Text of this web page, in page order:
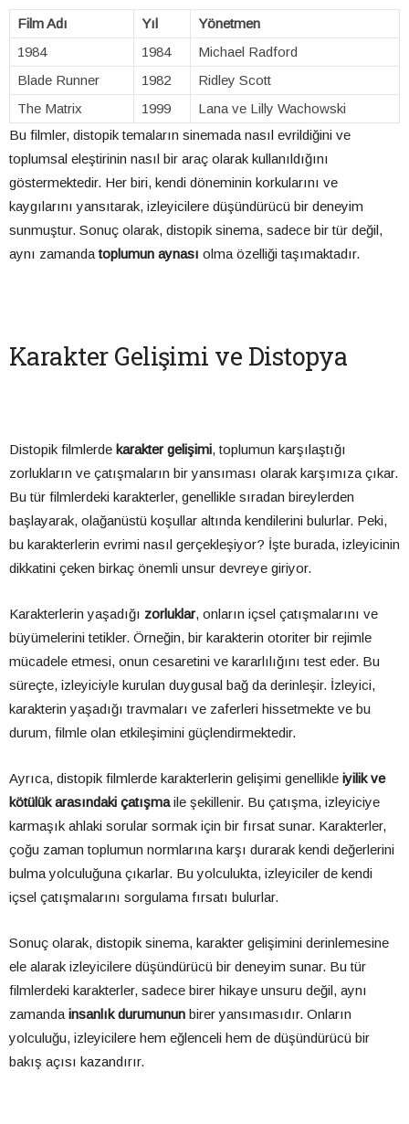
Film Adı Yıl
Yönetmen
1984
1984
Michael Radford
Blade Runner
1982
Ridley Scott
The Matrix
1999
Lana ve Lilly Wachowski
Bu filmler, distopik temaların sinemada nasıl evrildiğini ve
toplumsal eleştirinin nasıl bir araç olarak kullanıldığını
göstermektedir. Her biri, kendi döneminin korkularını ve
kaygılarını yansıtarak, izleyicilere düşündürücü bir deneyim
sunmuştur. Sonuç olarak, distopik sinema, sadece bir tür değil,
aynı zamandatoplumun aynası olma özelliği taşımaktadır.
Karakter Gelişimi ve Distopya
Distopik filmlerde karakter gelişimi, toplumun karşılaştığı
zorlukların ve çatışmaların bir yansıması olarak karşımıza çıkar.
Bu tür filmlerdeki karakterler, genellikle sıradan bireylerden
başlayarak, olağanüstü koşullar altında kendilerini bulurlar. Peki,
bu karakterlerin evrimi nasıl gerçekleşiyor? İşte burada, izleyicinin
dikkatini çeken birkaç önemli unsur devreye giriyor.
Karakterlerin yaşadığı zorluklar, onların içsel çatışmalarını ve
büyümelerini tetikler. Örneğin, bir karakterin otoriter bir rejimle
mücadele etmesi, onun cesaretini ve kararlılığını test eder. Bu
süreçte, izleyiciyle kurulan duygusal bağ da derinleşir. İzleyici,
karakterin yaşadığı travmaları ve zaferleri hissetmekte ve bu
durum, filmle olan etkileşimini güçlendirmektedir.
Ayrıca, distopik filmlerde karakterlerin gelişimi genellikle iyilik ve
kötülük arasındaki çatışmaile şekillenir. Bu çatışma, izleyiciye
karmaşık ahlaki sorular sormak için bir fırsat sunar. Karakterler,
çoğu zaman toplumun normlarına karşı durarak kendi değerlerini
bulma yolculuğuna çıkarlar. Bu yolculukta, izleyiciler de kendi
içsel çatışmalarını sorgulama fırsatı bulurlar.
Sonuç olarak, distopik sinema, karakter gelişimini derinlemesine
ele alarak izleyicilere düşündürücü bir deneyim sunar. Bu tür
filmlerdeki karakterler, sadece birer hikaye unsuru değil, aynı
zamandainsanlık durumunun birer yansımasıdır. Onların
yolculuğu, izleyicilere hem eğlenceli hem de düşündürücü bir
bakış açısı kazandırır.